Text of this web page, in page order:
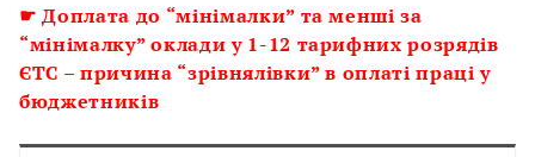
☛ Доплата до “мінімалки” та менші за
“мінімалку” оклади у 1-12 тарифних розрядів
ЄТС – причина “зрівнялівки” в оплаті праці у
бюджетників